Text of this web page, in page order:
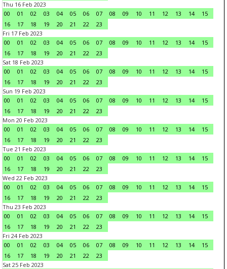
Thu 16 Feb 2023
00
01 02 03 04 05 06 07 08 09 10 11 12 13 14
15
16
17 18 19 20 21 22
23
Fri 17 Feb 2023
00
01 02 03 04 05 06 07 08 09 10 11 12 13 14
15
16
17 18 19 20 21 22
23
Sat 18 Feb 2023
00
01 02 03 04 05 06 07 08 09 10 11 12 13 14
15
16
17 18 19 20 21 22
23
Sun 19 Feb 2023
00
01 02 03 04 05 06 07 08 09 10 11 12 13 14
15
16
17 18 19 20 21 22
23
Mon 20 Feb 2023
00
01 02 03 04 05 06 07 08 09 10 11 12 13 14
15
16
17 18 19 20 21 22
23
Tue 21 Feb 2023
00
01 02 03 04 05 06 07 08 09 10 11 12 13 14
15
16
17 18 19 20 21 22
23
Wed 22 Feb 2023
00
01 02 03 04 05 06 07 08 09 10 11 12 13 14
15
16
17 18 19 20 21 22
23
Thu 23 Feb 2023
00
01 02 03 04 05 06 07 08 09 10 11 12 13 14
15
16
17 18 19 20 21 22
23
Fri 24 Feb 2023
00
01 02 03 04 05 06 07 08 09 10 11 12 13 14
15
16
17 18 19 20 21 22
23
Sat 25 Feb 2023